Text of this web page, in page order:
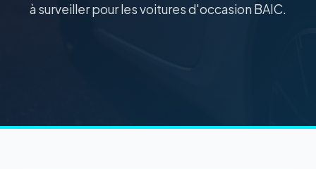
à surveiller pour les voitures d'occasion BAIC.